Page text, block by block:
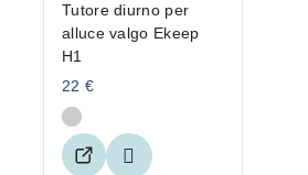
Tutore diurno per
alluce valgo Ekeep
H1
22 €